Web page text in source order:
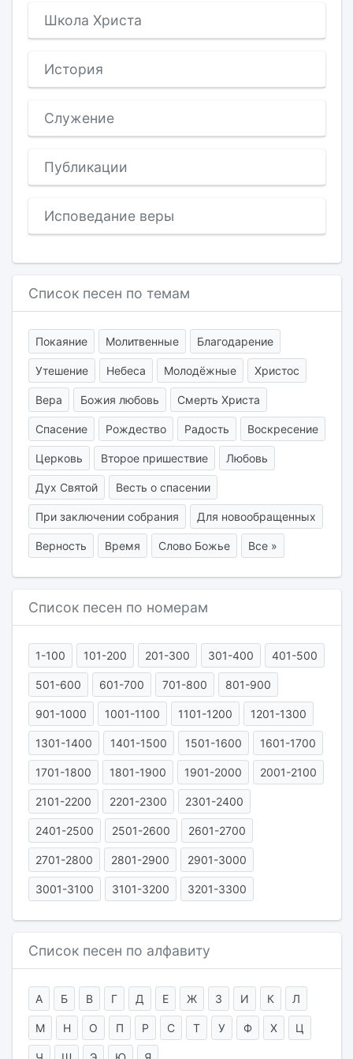
Школа Христа
История
Служение
Публикации
Исповедание веры
Список песен по темам
Покаяние Молитвенные Благодарение
Утешение Небеса Молодёжные Христос
Вера Божия любовь Смерть Христа
Спасение Рождество Радость Воскресение
Церковь Второе пришествие Любовь
Дух Святой Весть о спасении
При заключении собрания Для новообращенных
Верность Время Слово Божье Все »
Список песен по номерам
1-100 101-200 201-300 301-400 401-500
501-600 601-700 701-800 801-900
901-1000 1001-1100 1101-1200 1201-1300
1301-1400 1401-1500 1501-1600 1601-1700
1701-1800 1801-1900 1901-2000 2001-2100
2101-2200 2201-2300 2301-2400
2401-2500 2501-2600 2601-2700
2701-2800 2801-2900 2901-3000
3001-3100 3101-3200 3201-3300
Список песен по алфавиту
А Б В Г Д Е Ж З И К Л
М Н О П Р С Т У Ф Х Ц